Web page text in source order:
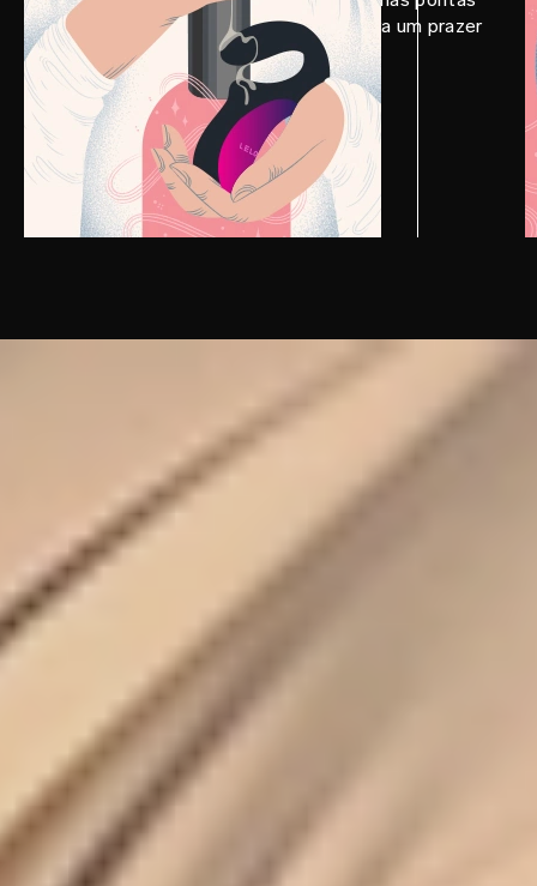
clitoriana e vaginal do brinquedo para um prazer
mais intenso.